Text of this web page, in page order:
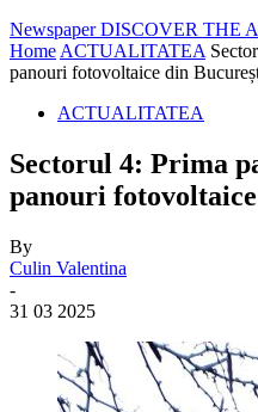
Newspaper DISCOVER THE
Home ACTUALITATEA
panouri fotovoltaice din
ACTUALITATEA
Sectorul 4: Prima
panouri
By
Culin Valentina
-
31 03 2025